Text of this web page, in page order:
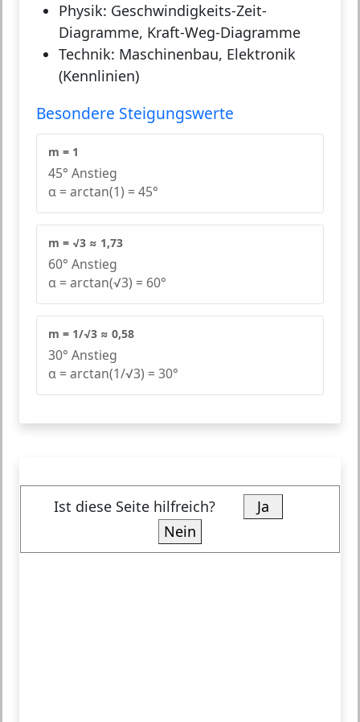
Physik: Geschwindigkeits-Zeit-
Diagramme, Kraft-Weg-Diagramme
Technik: Maschinenbau, Elektronik
(Kennlinien)
Besondere Steigungswerte
m = 1
45° Anstieg
α = arctan(1) = 45°
m = √3 ≈ 1,73
60° Anstieg
α = arctan(√3) = 60°
m = 1/√3 ≈ 0,58
30° Anstieg
α = arctan(1/√3) = 30°
Ist diese Seite hilfreich?
Ja
Nein